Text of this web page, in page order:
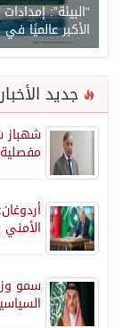
الأكبر عالميًا في
جديد الأخبار
شهباز
سمو